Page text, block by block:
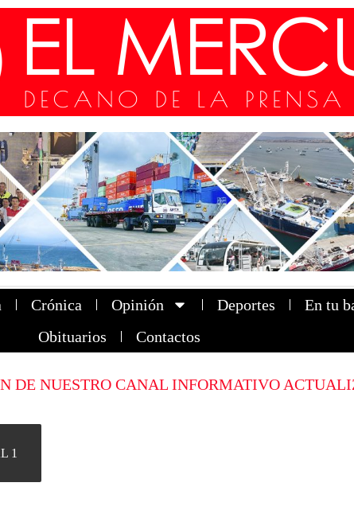
Crónica Opinión Deportes En tu
Obituarios
Contactos
DE NUESTRO CANAL INFORMATIVO
1